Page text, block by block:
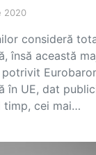
2020
consideră
însă această
potrivit
în UE, dat
timp, cei mai…